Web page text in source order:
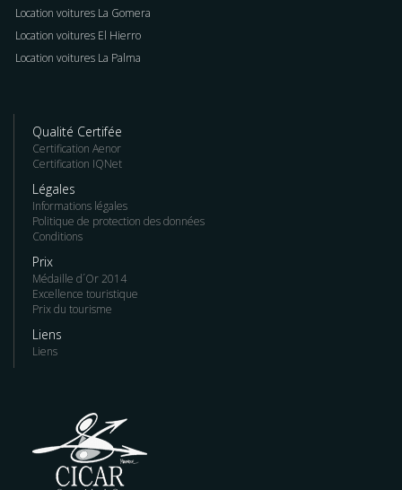
Location voitures La Gomera
Location voitures El Hierro
Location voitures La Palma
Qualité Certifée
Certification Aenor
Certification IQNet
Légales
Informations légales
Politique de protection des données
Conditions
Prix
Médaille d´Or 2014
Excellence touristique
Prix du tourisme
Liens
Liens